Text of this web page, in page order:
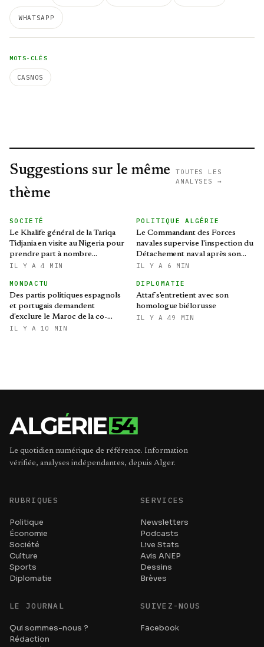
WHATSAPP
MOTS-CLÉS
CASNOS
Suggestions sur le même
thème
TOUTES LES
ANALYSES →
SOCIETÉ
Le Khalife général de la Tariqa
Tidjania en visite au Nigeria pour
prendre part à nombre
d'activités et de rencontres
IL Y A 4 MIN
POLITIQUE ALGÉRIE
Le Commandant des Forces
navales supervise l'inspection du
Détachement naval après son
retour de la Campagne
IL Y A 6 MIN
MONDACTU
Des partis politiques espagnols
et portugais demandent
d'exclure le Maroc de la co-
organisation du Mondial-2030
IL Y A 10 MIN
DIPLOMATIE
Attaf s'entretient avec son
homologue biélorusse
IL Y A 49 MIN
Le quotidien numérique de référence. Information
vérifiée, analyses indépendantes, depuis Alger.
RUBRIQUES
Politique
Économie
Société
Culture
Sports
Diplomatie
SERVICES
Newsletters
Podcasts
Live Stats
Avis ANEP
Dessins
Brèves
LE JOURNAL
Qui sommes-nous ?
Rédaction
SUIVEZ-NOUS
Facebook